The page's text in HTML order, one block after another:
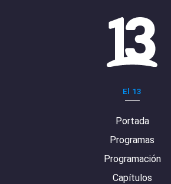
El 13
Portada
Programas
Programación
Capítulos